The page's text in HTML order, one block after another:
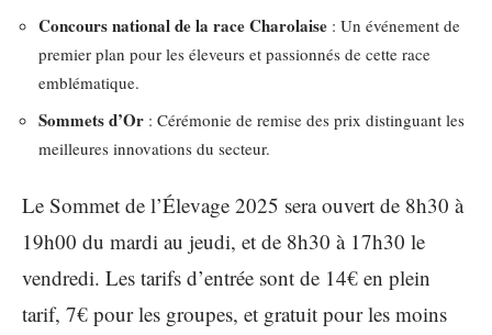
Concours national de la race Charolaise : Un événement de
premier plan pour les éleveurs et passionnés de cette race
emblématique.
Sommets d’Or : Cérémonie de remise des prix distinguant les
meilleures innovations du secteur.
Le Sommet de l’Élevage 2025 sera ouvert de 8h30 à
19h00 du mardi au jeudi, et de 8h30 à 17h30 le
vendredi. Les tarifs d’entrée sont de 14€ en plein
tarif, 7€ pour les groupes, et gratuit pour les moins